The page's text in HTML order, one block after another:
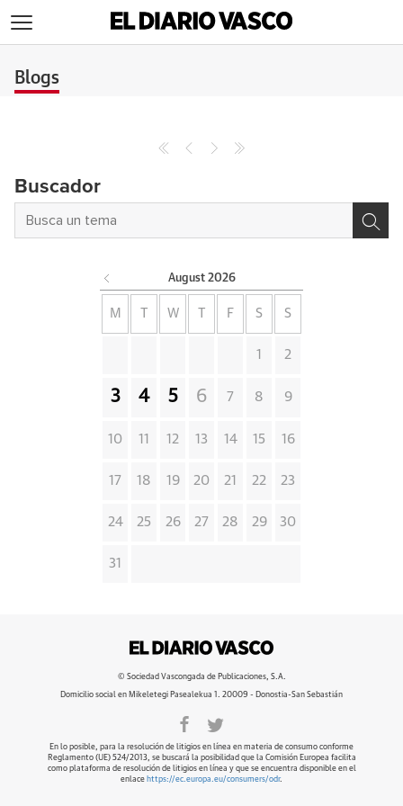
Blogs
Buscador
August 2026
M W F S S
1 2
3 4 5 6 7 8 9
10 11 12 13 14 15 16
17 18 19 20 21 22 23
24 25 26 27 28 29 30
31
© Sociedad Vascongada de Publicaciones, S.A.
Domicilio social en Mikeletegi Pasealekua 1. 20009 - Donostia-San Sebastián
En lo posible, para la resolución de litigios en línea en materia de consumo conforme
Reglamento (UE) 524/2013, se buscará la posibilidad que la Comisión Europea facilita
como plataforma de resolución de litigios en línea y que se encuentra disponible en el
enlace https://ec.europa.eu/consumers/odr.